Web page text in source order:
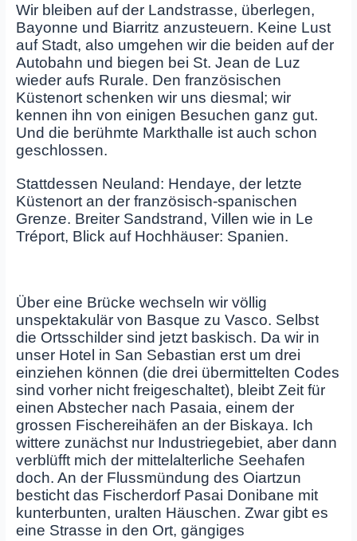
Wir bleiben auf der Landstrasse, überlegen,
Bayonne und Biarritz anzusteuern. Keine Lust
auf Stadt, also umgehen wir die beiden auf der
Autobahn und biegen bei St. Jean de Luz
wieder aufs Rurale. Den französischen
Küstenort schenken wir uns diesmal; wir
kennen ihn von einigen Besuchen ganz gut.
Und die berühmte Markthalle ist auch schon
geschlossen.
Stattdessen Neuland: Hendaye, der letzte
Küstenort an der französisch-spanischen
Grenze. Breiter Sandstrand, Villen wie in Le
Tréport, Blick auf Hochhäuser: Spanien.
Über eine Brücke wechseln wir völlig
unspektakulär von Basque zu Vasco. Selbst
die Ortsschilder sind jetzt baskisch. Da wir in
unser Hotel in San Sebastian erst um drei
einziehen können (die drei übermittelten Codes
sind vorher nicht freigeschaltet), bleibt Zeit für
einen Abstecher nach Pasaia, einem der
grossen Fischereihäfen an der Biskaya. Ich
wittere zunächst nur Industriegebiet, aber dann
verblüfft mich der mittelalterliche Seehafen
doch. An der Flussmündung des Oiartzun
besticht das Fischerdorf Pasai Donibane mit
kunterbunten, uralten Häuschen. Zwar gibt es
eine Strasse in den Ort, gängiges